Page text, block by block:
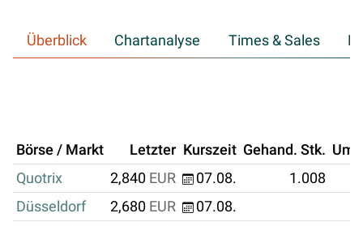
Überblick Chartanalyse Times & Sales
Börse / Markt Letzter Kurszeit Gehand. Stk.
Quotrix
2,840 EUR 07.08. 1.008
Düsseldorf
2,680 EUR
07.08.